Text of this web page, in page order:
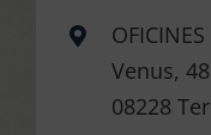
OFICINES
Venus,
08228